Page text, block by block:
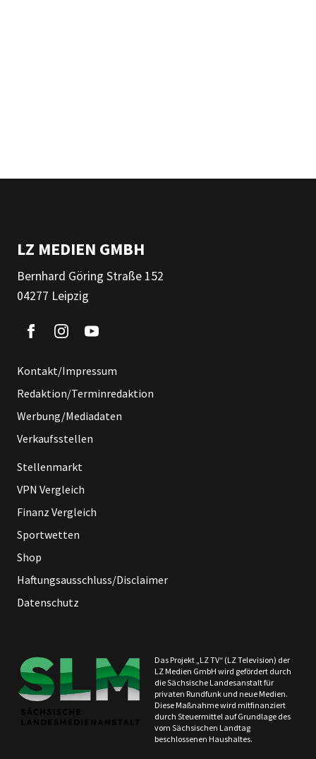
LZ MEDIEN GMBH
Bernhard Göring Straße 152
04277 Leipzig
Kontakt/Impressum
Redaktion/Terminredaktion
Werbung/Mediadaten
Verkaufsstellen
Stellenmarkt
VPN Vergleich
Finanz Vergleich
Sportwetten
Shop
Haftungsausschluss/Disclaimer
Datenschutz
Das Projekt „LZ TV“ (LZ Television) der
LZ Medien GmbH wird gefördert durch
die Sächsische Landesanstalt für
privaten Rundfunk und neue Medien.
Diese Maßnahme wird mitfinanziert
durch Steuermittel auf Grundlage des
vom Sächsischen Landtag
beschlossenen Haushaltes.